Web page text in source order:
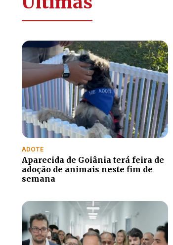
ADOTE
Aparecida de Goiânia terá feira de
adoção de animais neste fim de
semana